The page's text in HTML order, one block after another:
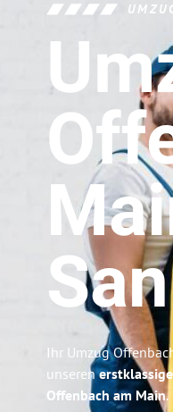
Ihr Umzug
unseren
Offenbach am Main.